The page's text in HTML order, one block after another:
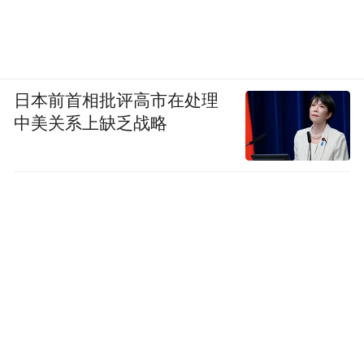
日本前首相批评高市在处理
中美关系上缺乏战略